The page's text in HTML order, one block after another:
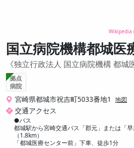
Wikipedia
国立病院機構都城医
独立行政法人 国立病院機構 都城
拠点
病院
宮崎県都城市祝吉町5033番地1 地図
交通アクセス
●バス
都城駅から宮崎交通バス「郡元」または「
（1.8km）
「都城医療センター前」下車、徒歩1分